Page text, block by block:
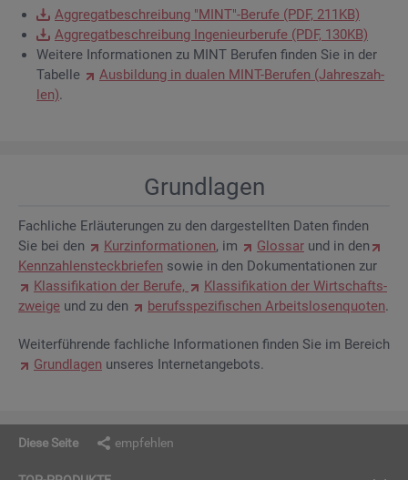
Ag­gre­gat­be­schrei­bung "MINT"-Be­ru­fe (PDF, 211KB)
Ag­gre­gat­be­schrei­bung In­ge­nieur­be­ru­fe (PDF, 130KB)
Wei­te­re In­for­ma­tio­nen zu MINT Be­ru­fen fin­den Sie in der
Ta­bel­le
Aus­bil­dung in dua­len MINT-Be­ru­fen (Jah­res­zah­
len).
Grund­la­gen
Fach­li­che Er­läu­te­run­gen zu den dar­ge­stell­ten Daten fin­den
Sie bei den
Kurz­in­for­ma­tio­nen, im Glos­sar und in den
Kenn­zah­len­steck­brie­fen sowie in den Do­ku­men­ta­tio­nen zur
Klas­si­fi­ka­ti­on der Be­ru­fe,
Klas­si­fi­ka­ti­on der Wirt­schafts­
zwei­ge und zu den be­rufs­spe­zi­fi­schen Ar­beits­lo­sen­quo­ten.
Wei­ter­füh­ren­de fach­li­che In­for­ma­tio­nen fin­den Sie im Be­reich
Grund­la­gen un­se­res In­ter­net­an­ge­bots.
Diese Seite empfehlen